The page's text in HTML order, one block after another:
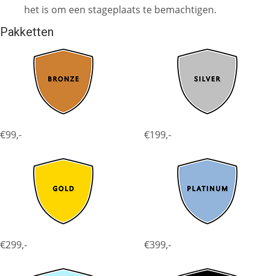
het is om een stageplaats te bemachtigen.
Pakketten
€99,- €199,-
€299,- €399,-